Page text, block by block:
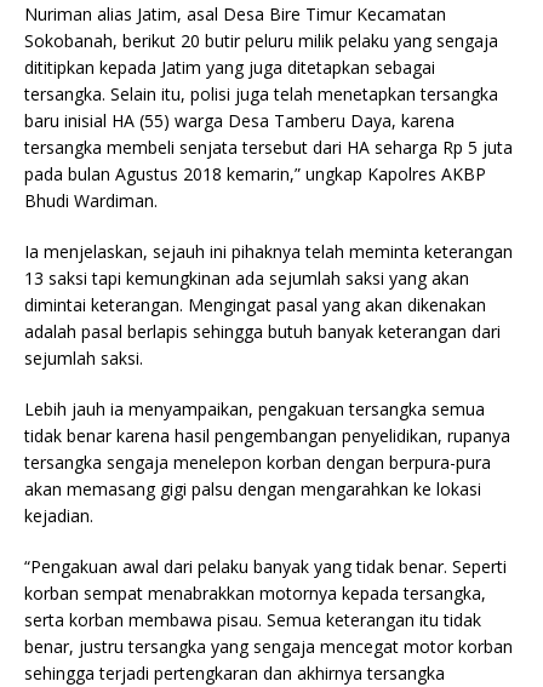
Nuriman alias Jatim, asal Desa Bire Timur Kecamatan
Sokobanah, berikut 20 butir peluru milik pelaku yang sengaja
dititipkan kepada Jatim yang juga ditetapkan sebagai
tersangka. Selain itu, polisi juga telah menetapkan tersangka
baru inisial HA (55) warga Desa Tamberu Daya, karena
tersangka membeli senjata tersebut dari HA seharga Rp 5 juta
pada bulan Agustus 2018 kemarin,” ungkap Kapolres AKBP
Bhudi Wardiman.
Ia menjelaskan, sejauh ini pihaknya telah meminta keterangan
13 saksi tapi kemungkinan ada sejumlah saksi yang akan
dimintai keterangan. Mengingat pasal yang akan dikenakan
adalah pasal berlapis sehingga butuh banyak keterangan dari
sejumlah saksi.
Lebih jauh ia menyampaikan, pengakuan tersangka semua
tidak benar karena hasil pengembangan penyelidikan, rupanya
tersangka sengaja menelepon korban dengan berpura-pura
akan memasang gigi palsu dengan mengarahkan ke lokasi
kejadian.
“Pengakuan awal dari pelaku banyak yang tidak benar. Seperti
korban sempat menabrakkan motornya kepada tersangka,
serta korban membawa pisau. Semua keterangan itu tidak
benar, justru tersangka yang sengaja mencegat motor korban
sehingga terjadi pertengkaran dan akhirnya tersangka